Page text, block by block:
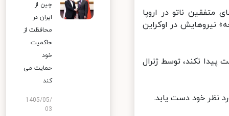
ناتو در اروپا
نیروهایش در اوکراین
نکند، توسط ژنرال
خود دست یابد.
چین از
ایران در
محافظت از
حاکمیت
خود
حمایت می
کند
1405/05/
03